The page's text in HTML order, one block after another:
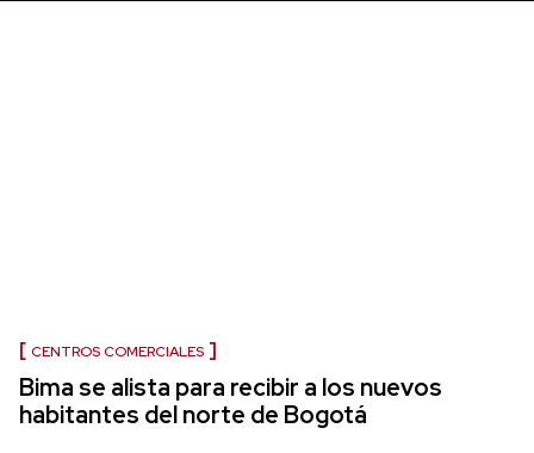
CENTROS COMERCIALES
Bima se alista para recibir a los nuevos
habitantes del norte de Bogotá